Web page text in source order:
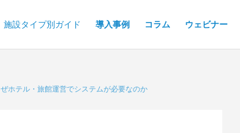
施設タイプ別ガイド 導入事例 コラム ウェビナー
ホテル・旅館運営でシステムが必要なのか